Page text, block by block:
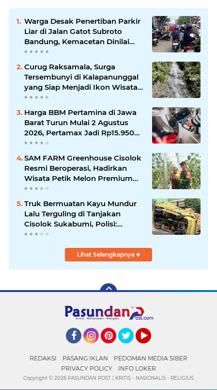
Warga Desak Penertiban Parkir
Liar di Jalan Gatot Subroto
Bandung, Kemacetan Dinilai
Makin Mengkhawatirkan
Curug Raksamala, Surga
Tersembunyi di Kalapanunggal
yang Siap Menjadi Ikon Wisata
Alam Baru Kabupaten
Harga BBM Pertamina di Jawa
Barat Turun Mulai 2 Agustus
2026, Pertamax Jadi Rp15.950
per Liter, Cek Daftar Harga
SAM FARM Greenhouse Cisolok
Resmi Beroperasi, Hadirkan
Wisata Petik Melon Premium
dan Edukasi Pertanian Modern
di Sukabumi
Truk Bermuatan Kayu Mundur
Lalu Terguling di Tanjakan
Cisolok Sukabumi, Polisi:
Diduga Tak Kuat Menanjak
Lihat Selengkapnya
REDAKSI PASANG IKLAN
PEDOMAN MEDIA SIBER
PRIVACY POLICY
INFO LOKER
Copyright © 2026 PASUNDAN POST | KRITIS - NASIONALIS - RELIGIUS